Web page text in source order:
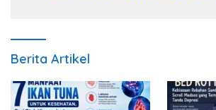
Berita Artikel